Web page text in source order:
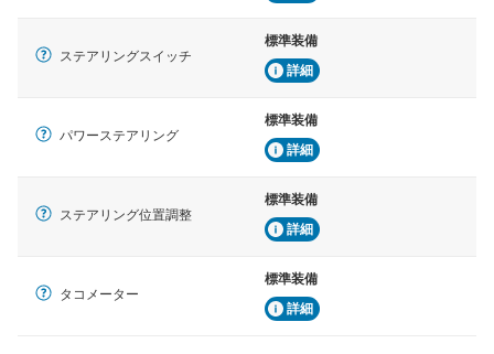
ステアリングスイッチ
標準装備
詳細
パワーステアリング
標準装備
詳細
ステアリング位置調整
標準装備
詳細
タコメーター
標準装備
詳細